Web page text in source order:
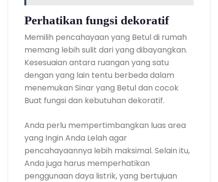
Perhatikan fungsi dekoratif
Memilih pencahayaan yang Betul di rumah
memang lebih sulit dari yang dibayangkan.
Kesesuaian antara ruangan yang satu
dengan yang lain tentu berbeda dalam
menemukan Sinar yang Betul dan cocok
Buat fungsi dan kebutuhan dekoratif.
Anda perlu mempertimbangkan luas area
yang Ingin Anda Lelah agar
pencahayaannya lebih maksimal. Selain itu,
Anda juga harus memperhatikan
penggunaan daya listrik, yang bertujuan